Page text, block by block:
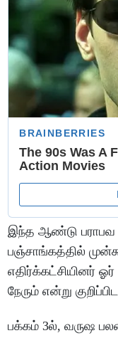
இந்த ஆண்டு பராபவ
பஞ்சாங்கத்தில்
எதிர்க்கட்சியினர்
நேரும் என்று
பக்கம் 3ல், வருஷ